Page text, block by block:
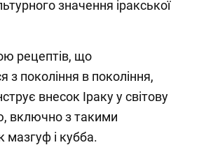
значення іракської
рецептів, що
з покоління в покоління,
внесок Іраку у світову
включно з такими
мазгуф і кубба.